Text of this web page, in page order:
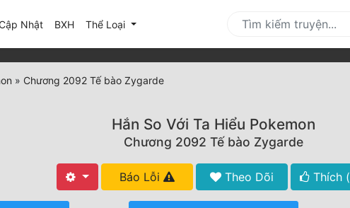
Nhật(current)
BXH Thể Loại
» Chương 2092 Tế bào Zygarde
Hắn So Với Ta Hiểu Pokemon
Chương 2092 Tế bào Zygarde
Báo Lỗi Theo Dõi Thích (